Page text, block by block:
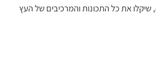
את כל התכונות והמרכיבים של העץ